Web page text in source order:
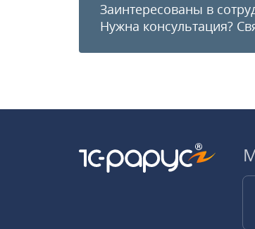
Заинтересованы в
Нужна консультация?